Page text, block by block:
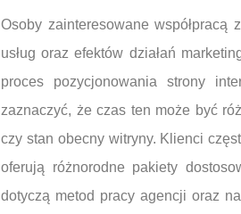
Osoby zainteresowane
usług oraz efektów działań
proces pozycjonowania strony
zaznaczyć, że czas ten może być
czy stan obecny witryny. Klienci
oferują różnorodne pakiety
dotyczą metod pracy agencji oraz